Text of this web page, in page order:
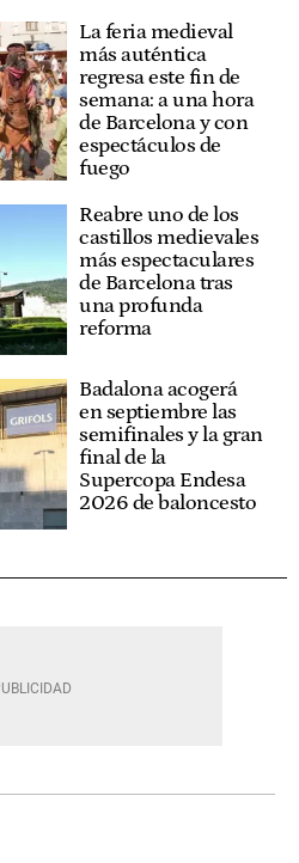
La feria medieval
más auténtica
regresa este fin de
semana: a una hora
de Barcelona y con
espectáculos de
fuego
Reabre uno de los
castillos medievales
más espectaculares
de Barcelona tras
una profunda
reforma
Badalona acogerá
en septiembre las
semifinales y la gran
final de la
Supercopa Endesa
2026 de baloncesto